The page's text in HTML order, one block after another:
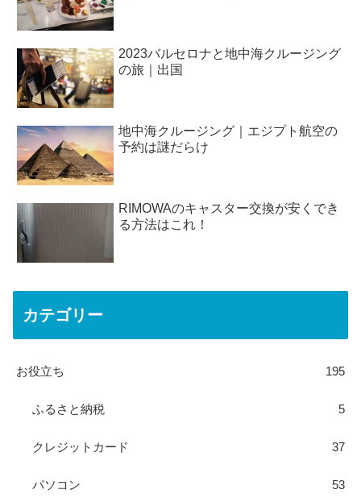
2023バルセロナと地中海クルージング
の旅｜出国
地中海クルージング｜エジプト航空の
予約は謎だらけ
RIMOWAのキャスター交換が安くでき
る方法はこれ！
カテゴリー
お役立ち 195
ふるさと納税 5
クレジットカード 37
パソコン 53